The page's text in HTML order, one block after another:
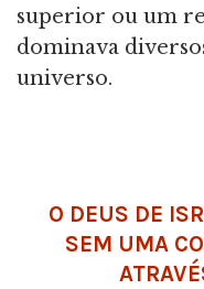
superior ou um
dominava
universo.
O DEUS DE
SEM UMA